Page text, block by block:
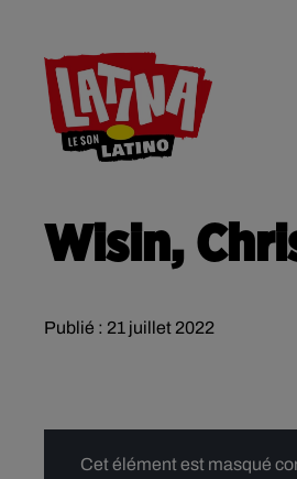
Wisin,
Publié : 21 juillet 2022
Cet élément est masqué